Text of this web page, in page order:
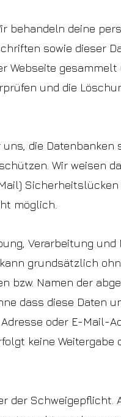
behandeln deine
sowie dieser
Webseite
und die
die Datenbanken
Wir weisen
Sicherheitslücken
möglich.
Verarbeitung
grundsätzlich
bzw. Namen der
dass diese Daten
oder E-Mail-
keine Weitergabe
Schweigepflicht.